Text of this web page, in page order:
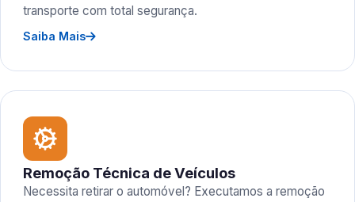
transporte com total segurança.
Saiba Mais
Remoção Técnica de Veículos
Necessita retirar o automóvel? Executamos a remoção